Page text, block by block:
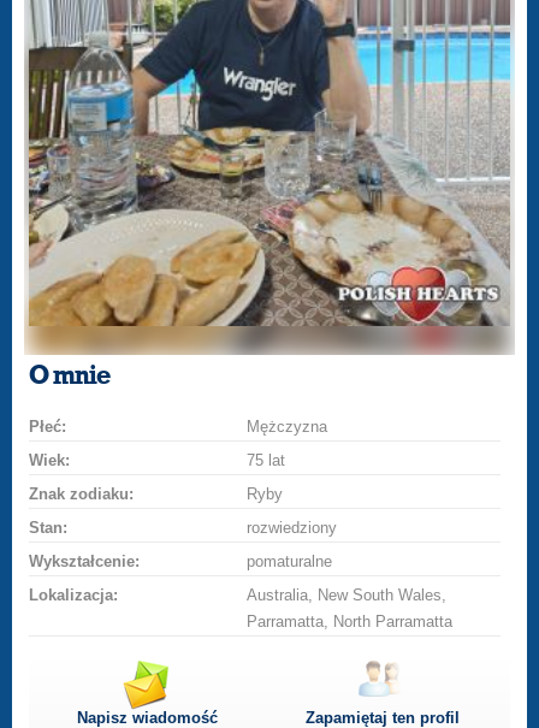
O mnie
Płeć:
Mężczyzna
Wiek:
75 lat
Znak zodiaku:
Ryby
Stan:
rozwiedziony
Wykształcenie:
pomaturalne
Lokalizacja:
Australia, New South Wales,
Parramatta, North Parramatta
Napisz wiadomość Zapamiętaj ten profil